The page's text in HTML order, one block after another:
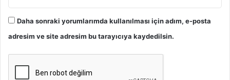
Daha sonraki yorumlarımda kullanılması için adım, e-posta
adresim ve site adresim bu tarayıcıya kaydedilsin.